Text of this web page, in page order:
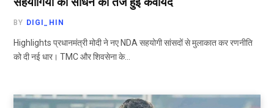
BY DIGI_HIN
Highlights प्रधानमंत्री मोदी ने नए NDA सहयोगी सांसदों से मुलाकात कर रणनीति
को दी नई धार। TMC और शिवसेना के…